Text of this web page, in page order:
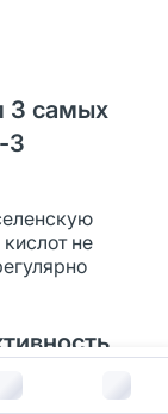
3 самых
3
не